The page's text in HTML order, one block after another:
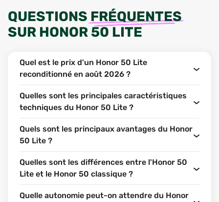
QUESTIONS FRÉQUENTES
SUR HONOR 50 LITE
Quel est le prix d'un Honor 50 Lite
reconditionné en août 2026 ?
Quelles sont les principales caractéristiques
techniques du Honor 50 Lite ?
Quels sont les principaux avantages du Honor
50 Lite ?
Quelles sont les différences entre l'Honor 50
Lite et le Honor 50 classique ?
Quelle autonomie peut-on attendre du Honor